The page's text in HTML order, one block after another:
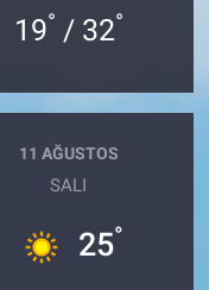
19° / 32°
11 AĞUSTOS
SALI
25°